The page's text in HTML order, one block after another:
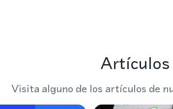
Artículos
Visita alguno de los artículos de